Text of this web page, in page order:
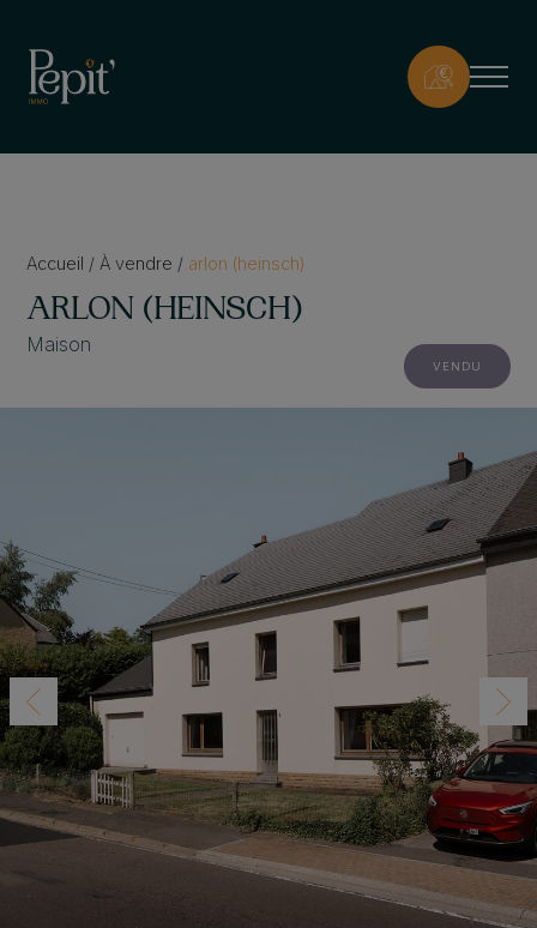
Accueil / À vendre / arlon (heinsch)
ARLON (HEINSCH)
Maison
VENDU